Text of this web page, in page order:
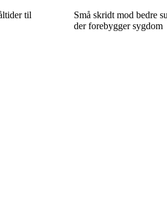
til
Små skridt mod bedre
der forebygger sygdom